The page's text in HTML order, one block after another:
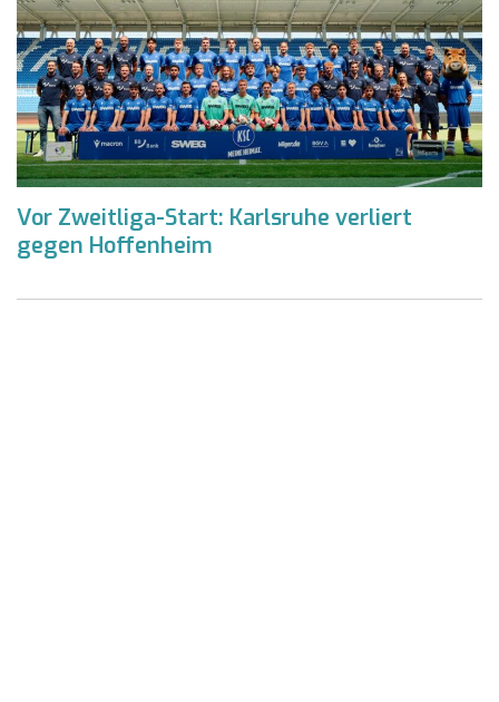
Vor Zweitliga-Start: Karlsruhe verliert
gegen Hoffenheim